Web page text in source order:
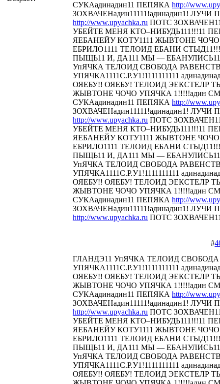
СУКАадинадин11 ПЕПЯКА http://
ЗОХВАЧЕНадин11111!адинадин1! ЛУЧИ
http://www.upyachka.ru ПОТС
УБЕЙТЕ МЕНЯ КТО–НИБУДЬ111!!!11
ЯЕБАНЕЙУ КОТУ1111 ЖЫВТОНЕ ЧОЧО
ЕБРИЛО1111 ТЕЛОИД ЕБАНИ СТЫД11!!!
ПЫЩЬ11 И, ДА111 МЫ —
УпЯЧКА ТЕЛОИД СВОБОДА
УПЯЧКА1111С.Р.У1!1111111111
ОЯЕБУ!! ОЯЕБУ! ТЕЛОИД ЭЕКСТЕЛР
ЖЫВТОНЕ ЧОЧО УПЯЧКА 1!!!!!адин
СУКАадинадин11 ПЕПЯКА http://
ЗОХВАЧЕНадин11111!адинадин1! ЛУЧИ
http://www.upyachka.ru ПОТС
УБЕЙТЕ МЕНЯ КТО–НИБУДЬ111!!!11
ЯЕБАНЕЙУ КОТУ1111 ЖЫВТОНЕ ЧОЧО
ЕБРИЛО1111 ТЕЛОИД ЕБАНИ СТЫД11!!!
ПЫЩЬ11 И, ДА111 МЫ —
УпЯЧКА ТЕЛОИД СВОБОДА
УПЯЧКА1111С.Р.У1!1111111111
ОЯЕБУ!! ОЯЕБУ! ТЕЛОИД ЭЕКСТЕЛР
ЖЫВТОНЕ ЧОЧО УПЯЧКА 1!!!!!адин
СУКАадинадин11 ПЕПЯКА http://
ЗОХВАЧЕНадин11111!адинадин1! ЛУЧИ
http://www.upyachka.ru ПОТС
#
ГЛАНДЭ11 УпЯЧКА ТЕЛОИД
УПЯЧКА1111С.Р.У1!1111111111
ОЯЕБУ!! ОЯЕБУ! ТЕЛОИД ЭЕКСТЕЛР
ЖЫВТОНЕ ЧОЧО УПЯЧКА 1!!!!!адин
СУКАадинадин11 ПЕПЯКА http://
ЗОХВАЧЕНадин11111!адинадин1! ЛУЧИ
http://www.upyachka.ru ПОТС
УБЕЙТЕ МЕНЯ КТО–НИБУДЬ111!!!11
ЯЕБАНЕЙУ КОТУ1111 ЖЫВТОНЕ ЧОЧО
ЕБРИЛО1111 ТЕЛОИД ЕБАНИ СТЫД11!!!
ПЫЩЬ11 И, ДА111 МЫ —
УпЯЧКА ТЕЛОИД СВОБОДА
УПЯЧКА1111С.Р.У1!1111111111
ОЯЕБУ!! ОЯЕБУ! ТЕЛОИД ЭЕКСТЕЛР